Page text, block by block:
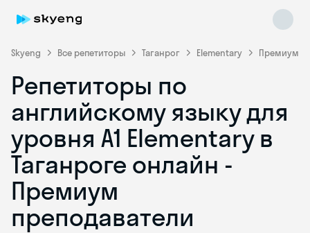
Skyeng Все репетиторы Таганрог Elementary Премиум
Репетиторы по
английскому языку для
уровня A1 Elementary в
Таганроге онлайн -
Премиум
преподаватели